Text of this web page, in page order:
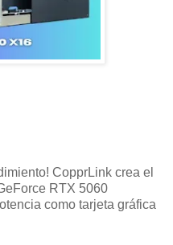
CopprLink crea el
RTX 5060
como tarjeta gráfica